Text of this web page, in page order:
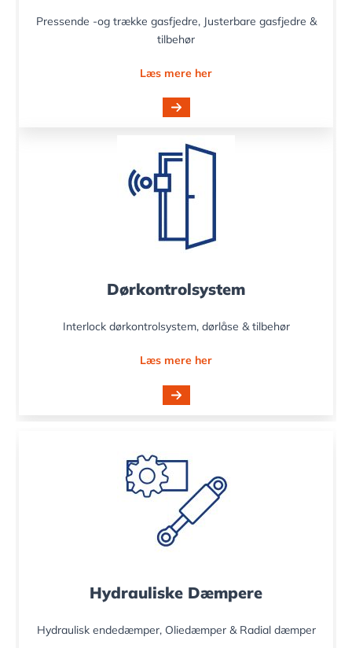
Pressende -og trække gasfjedre, Justerbare gasfjedre &
tilbehør
Læs mere her
Dørkontrolsystem
Interlock dørkontrolsystem, dørlåse & tilbehør
Læs mere her
Hydrauliske Dæmpere
Hydraulisk endedæmper, Oliedæmper & Radial dæmper